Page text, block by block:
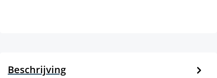
Beschrijving